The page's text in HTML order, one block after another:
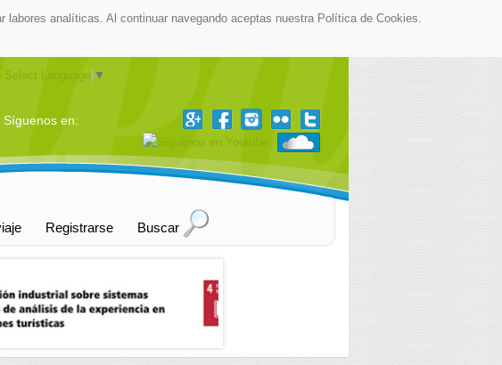
analíticas. Al continuar navegando aceptas nuestra Política de Cookies.
Select Language ▼
Síguenos en:
Registrarse Buscar